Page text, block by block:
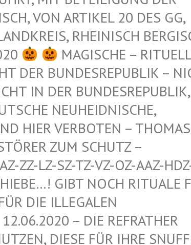
VON ARTIKEL 20 DES GG, G
RHEINISCH
MAGISCHE –
DER BUNDESREPUBLIK –
IN DER BUNDESREPUBLIK,
NEUHEIDNISCHE, A
HIER VERBOTEN – THOMAS M
ZUM SCHUTZ – W
LZ-SZ-TZ-VZ-OZ-AAZ-HDZ-
GIBT NOCH RITUALE
DIE ILLEGALEN MI
– DIE REFRATHER SA
DIESE FÜR IHRE